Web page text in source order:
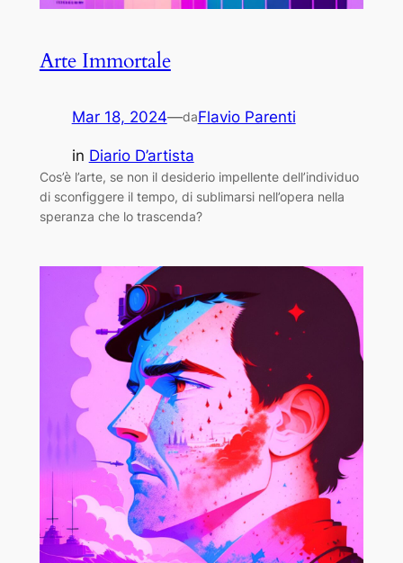
Arte Immortale
Mar 18, 2024—daFlavio Parenti
in Diario D’artista
Cos’è l’arte, se non il desiderio impellente dell’individuo
di sconfiggere il tempo, di sublimarsi nell’opera nella
speranza che lo trascenda?